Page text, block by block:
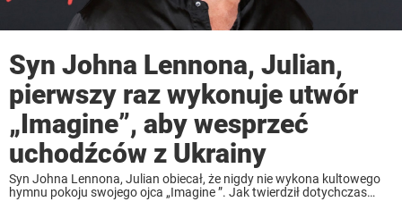
Syn Johna Lennona, Julian,
pierwszy raz wykonuje utwór
„Imagine”, aby wesprzeć
uchodźców z Ukrainy
Syn Johna Lennona, Julian obiecał, że nigdy nie wykona kultowego
hymnu pokoju swojego ojca „Imagine ”. Jak twierdził dotychczas